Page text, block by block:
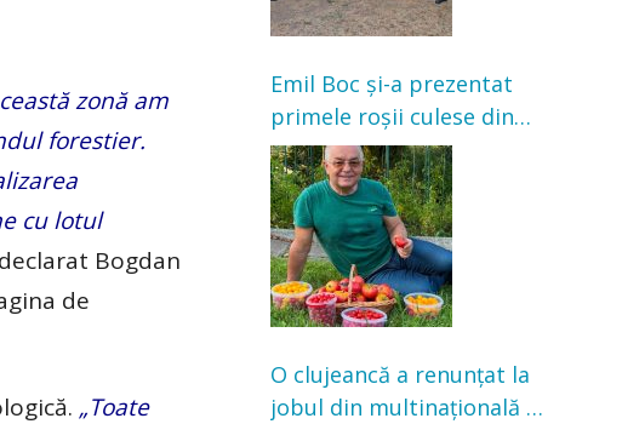
zonă am
forestier.
cu lotul
Bogdan
de
„Toate
Emil Boc și-a prezentat
primele roșii culese din
grădină: „Niciun magazin
nu poate oferi această
satisfacție”
O clujeancă a renunțat la
jobul din multinațională și